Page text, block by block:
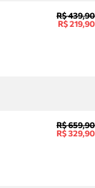
R$ 439,90
R$ 219,90
R$ 659,90
R$ 329,90